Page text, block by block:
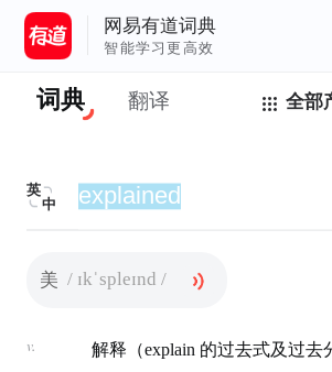
网易有道词典
智能学习更高效
词典 翻译 全部
英
中
美 / ɪkˈspleɪnd /
v. 解释（explain 的过去式及过去